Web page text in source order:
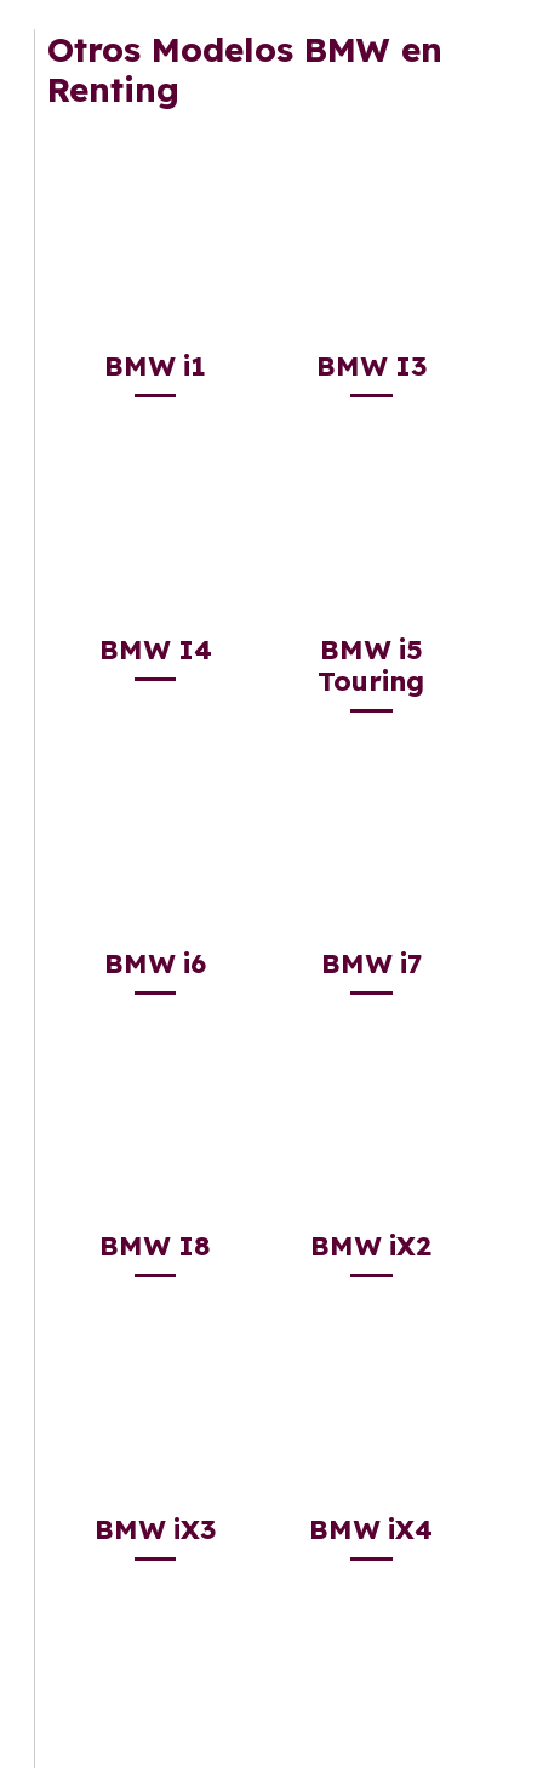
gusta cambiar de coche cada pocos años.
Otros Modelos BMW en
Renting
BMW i1 BMW I3
BMW I4
BMW i5
Touring
BMW i6 BMW i7
BMW I8 BMW iX2
BMW iX3 BMW iX4